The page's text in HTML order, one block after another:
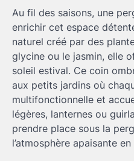
Au fil des saisons, une
enrichir cet espace
naturel créé par des
glycine ou le jasmin, elle
soleil estival. Ce coin
aux petits jardins où
multifonctionnelle et
légères, lanternes ou
prendre place sous la
l’atmosphère apaisante en